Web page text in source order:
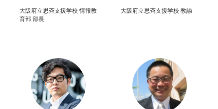
大阪府立思斉支援学校 情報教
育部 部長
大阪府立思斉支援学校 教諭